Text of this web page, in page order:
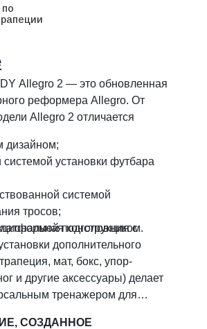
по
Allegro 2 — это обновленная
реформера Allegro. От
Allegro 2 отличается
дизайном;
системой установки футбара
системой
тросов;
подголовником.
конструкция с
дополнительного
мат, бокс, упор-
и другие аксессуары) делает
тренажером для
СОЗДАННОЕ